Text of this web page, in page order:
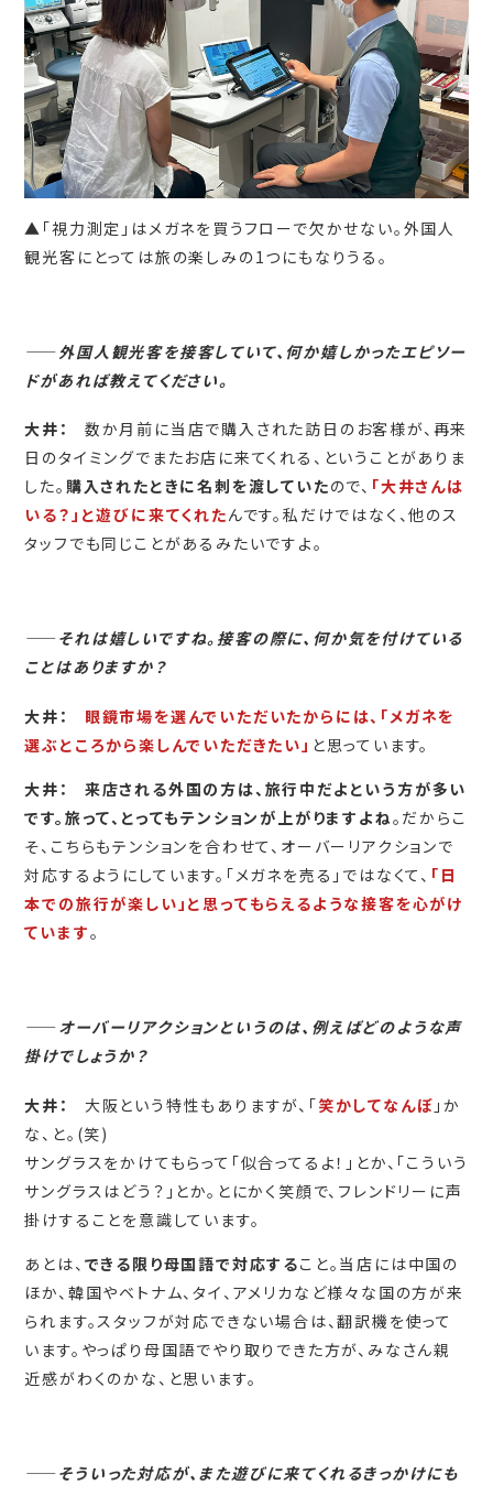
▲「視力測定」はメガネを買うフローで欠かせない。外国人
観光客にとっては旅の楽しみの1つにもなりうる。
――外国人観光客を接客していて、何か嬉しかったエピソー
ドがあれば教えてください。
大井：
数か月前に当店で購入された訪日のお客様が、再来
日のタイミングでまたお店に来てくれる、ということがありま
した。 購入されたときに名刺を渡していたので、 「大井さんは
いる？」と遊びに来てくれたんです。私だけではなく、他のス
タッフでも同じことがあるみたいですよ。
――それは嬉しいですね。接客の際に、何か気を付けている
ことはありますか？
大井：
眼鏡市場を選んでいただいたからには、「メガネを
選ぶところから楽しんでいただきたい」 と思っています。
大井：
来店される外国の方は、旅行中だよという方が多い
です。旅って、とってもテンションが上がりますよね。だからこ
そ、こちらもテンションを合わせて、オーバーリアクションで
対応するようにしています。「メガネを売る」ではなくて、 「日
本での旅行が楽しい」と思ってもらえるような接客を心がけ
ています。
――オーバーリアクションというのは、例えばどのような声
掛けでしょうか？
大井： 大阪という特性もありますが、「笑かしてなんぼ 」か
な、と。(笑)
サングラスをかけてもらって「似合ってるよ！」とか、「こういう
サングラスはどう？」とか。とにかく笑顔で、フレンドリーに声
掛けすることを意識しています。
あとは、 できる限り母国語で対応すること。当店には中国の
ほか、韓国やベトナム、タイ、アメリカなど様々な国の方が来
られます。スタッフが対応できない場合は、翻訳機を使って
います。やっぱり母国語でやり取りできた方が、みなさん親
近感がわくのかな、と思います。
――そういった対応が、また遊びに来てくれるきっかけにも